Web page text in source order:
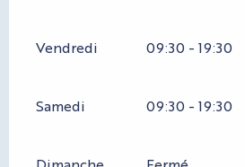
Vendredi 09:30 - 19:30
Samedi 09:30 - 19:30